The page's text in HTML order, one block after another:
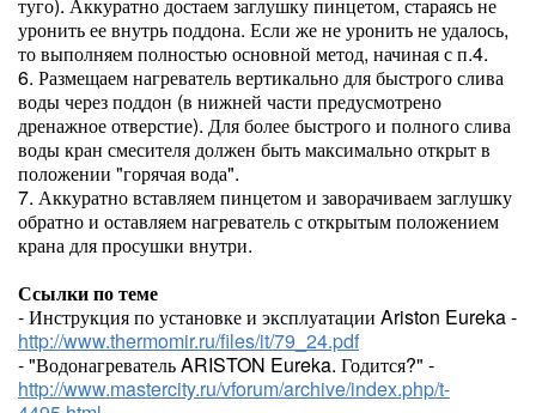
уронить ее внутрь поддона. Если же не уронить не удалось,
то выполняем полностью основной метод, начиная с п.4.
6. Размещаем нагреватель вертикально для быстрого слива
воды через поддон (в нижней части предусмотрено
дренажное отверстие). Для более быстрого и полного слива
воды кран смесителя должен быть максимально открыт в
положении "горячая вода".
7. Аккуратно вставляем пинцетом и заворачиваем заглушку
обратно и оставляем нагреватель с открытым положением
крана для просушки внутри.
Ссылки по теме
- Инструкция по установке и эксплуатации Ariston Eureka -
http://www.thermomir.ru/files/it/79_24.pdf
- "Водонагреватель ARISTON Eureka. Годится?" -
http://www.mastercity.ru/vforum/archive/index.php/t-